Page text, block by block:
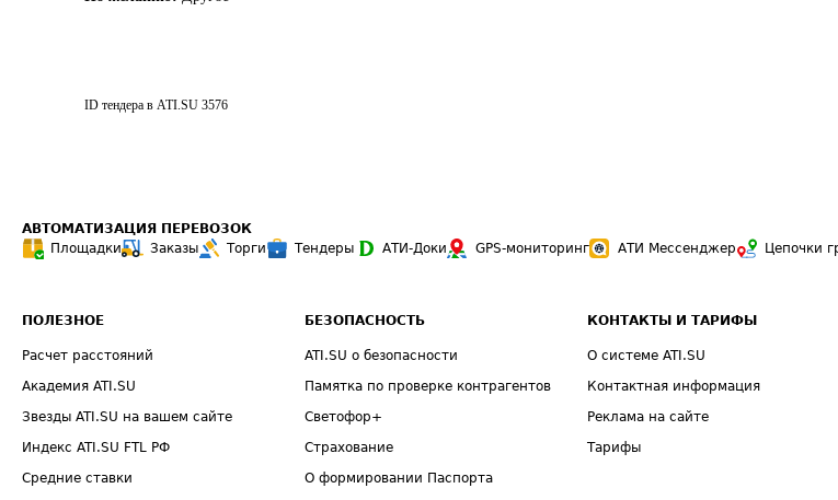
ID тендера в ATI.SU 3576
АВТОМАТИЗАЦИЯ ПЕРЕВОЗОК
Площадки
Заказы Торги Тендеры АТИ-Доки GPS-мониторинг АТИ Мессенджер Цепочки
ПОЛЕЗНОЕ
Расчет расстояний
Академия ATI.SU
Звезды ATI.SU на вашем сайте
Индекс ATI.SU FTL РФ
Средние ставки
БЕЗОПАСНОСТЬ
ATI.SU о безопасности
Памятка по проверке контрагентов
Светофор+
Страхование
О формировании Паспорта
КОНТАКТЫ И ТАРИФЫ
О системе ATI.SU
Контактная информация
Реклама на сайте
Тарифы